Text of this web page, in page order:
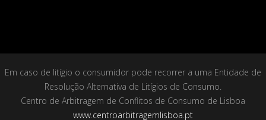
Em caso de litígio o consumidor pode recorrer a uma Entidade de
Resolução Alternativa de Litígios de Consumo.
Centro de Arbitragem de Conflitos de Consumo de Lisboa
www.centroarbitragemlisboa.pt